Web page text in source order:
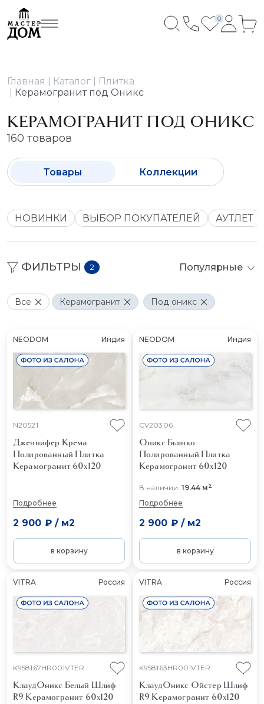
0
Главная Каталог
Плитка
Керамогранит под Оникс
КЕРАМОГРАНИТ ПОД ОНИКС
160 товаров
Товары Коллекции
НОВИНКИ ВЫБОР ПОКУПАТЕЛЕЙ АУТЛЕТ
ФИЛЬТРЫ 2 Популярные
Все Керамогранит Под оникс
NEODOM Индия
N20521
Дженнифер Крема
Полированный Плитка
Керамогранит 60x120
Подробнее
2 900 ₽/ м2
в корзину
NEODOM Индия
CV20306
Оникс Бьянко
Полированный Плитка
Керамогранит 60x120
В наличии: 19.44 м2
Подробнее
2 900 ₽/ м2
в корзину
VITRA Россия
K958167HR001VTER
КлаудОникс Белый Шлиф
R9 Керамогранит 60x120
VITRA Россия
K958163HR001VTER
КлаудОникс Ойстер Шлиф
R9 Керамогранит 60x120